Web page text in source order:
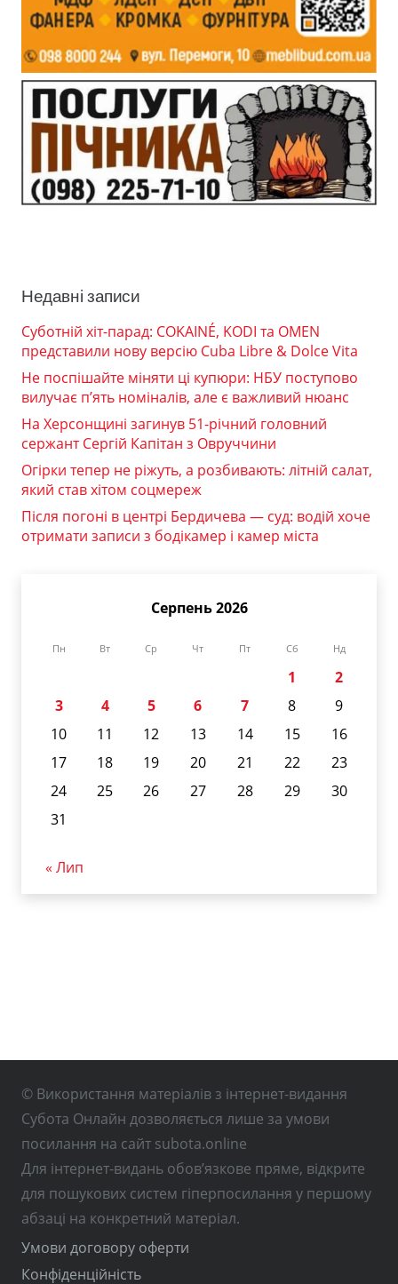
Недавні записи
Суботній хіт-парад: COKAINÉ, KODI та OMEN
представили нову версію Cuba Libre & Dolce Vita
Не поспішайте міняти ці купюри: НБУ поступово
вилучає п’ять номіналів, але є важливий нюанс
На Херсонщині загинув 51-річний головний
сержант Сергій Капітан з Овруччини
Огірки тепер не ріжуть, а розбивають: літній салат,
який став хітом соцмереж
Після погоні в центрі Бердичева — суд: водій хоче
отримати записи з бодікамер і камер міста
Серпень 2026
Пн Вт Ср Чт Пт Сб Нд
1
2
3
4 5 6 7 8
9
10
11 12 13 14 15
16
17
18 19 20 21 22
23
24
25 26 27 28 29
30
31
« Лип
© Використання матеріалів з інтернет-видання
Субота Онлайн дозволяється лише за умови
посилання на сайт subota.online
Для інтернет-видань обов’язкове пряме, відкрите
для пошукових систем гіперпосилання у першому
абзаці на конкретний матеріал.
Умови договору оферти
Конфіденційність